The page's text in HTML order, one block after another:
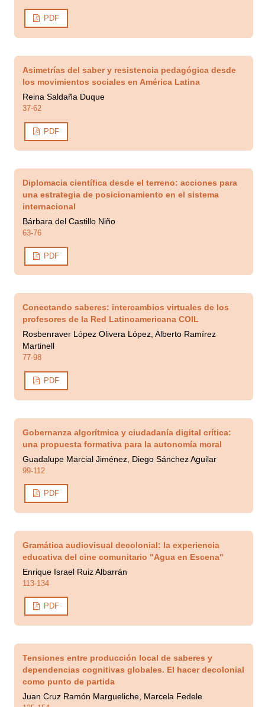
PDF
Asimetrías del saber y resistencia pedagógica desde
los movimientos sociales en América Latina
Reina Saldaña Duque
37-62
PDF
Diplomacia científica desde el terreno: acciones para
una estrategia de posicionamiento en el sistema
internacional
Bárbara del Castillo Niño
63-76
PDF
Conectando saberes: intercambios virtuales de los
profesores de la Red Latinoamericana COIL
Rosbenraver López Olivera López, Alberto Ramírez
Martinell
77-98
PDF
Gobernanza algorítmica y ciudadanía digital crítica:
una propuesta formativa para la autonomía moral
Guadalupe Marcial Jiménez, Diego Sánchez Aguilar
99-112
PDF
Gramática audiovisual decolonial: la experiencia
educativa del cine comunitario "Agua en Escena"
Enrique Israel Ruiz Albarrán
113-134
PDF
Tensiones entre producción local de saberes y
dependencias cognitivas globales. El hacer decolonial
como punto de partida
Juan Cruz Ramón Margueliche, Marcela Fedele